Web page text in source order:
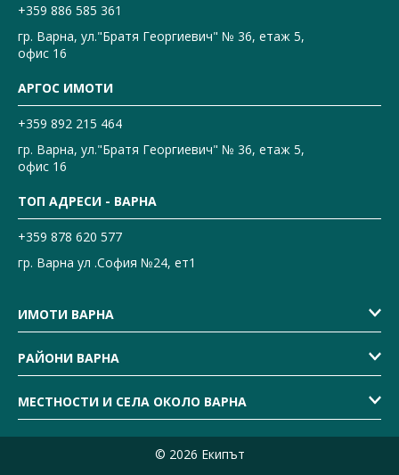
+359 886 585 361
гр. Варна, ул."Братя Георгиевич" № 36, етаж 5,
офис 16
АРГОС ИМОТИ
+359 892 215 464
гр. Варна, ул."Братя Георгиевич" № 36, етаж 5,
офис 16
ТОП АДРЕСИ - ВАРНА
+359 878 620 577
гр. Варна ул .София №24, ет1
ИМОТИ ВАРНА
РАЙОНИ ВАРНА
МЕСТНОСТИ И СЕЛА ОКОЛО ВАРНА
© 2026 Екипът